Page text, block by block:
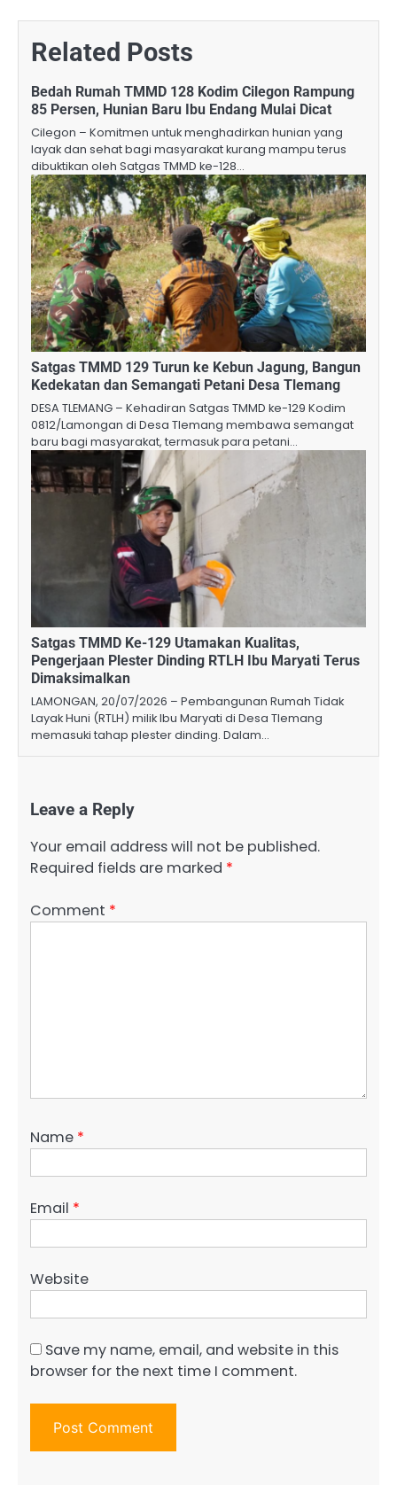
Related Posts
Bedah Rumah TMMD 128 Kodim Cilegon Rampung
85 Persen, Hunian Baru Ibu Endang Mulai Dicat
Cilegon – Komitmen untuk menghadirkan hunian yang
layak dan sehat bagi masyarakat kurang mampu terus
dibuktikan oleh Satgas TMMD ke-128…
Satgas TMMD 129 Turun ke Kebun Jagung, Bangun
Kedekatan dan Semangati Petani Desa Tlemang
DESA TLEMANG – Kehadiran Satgas TMMD ke-129 Kodim
0812/Lamongan di Desa Tlemang membawa semangat
baru bagi masyarakat, termasuk para petani…
Satgas TMMD Ke-129 Utamakan Kualitas,
Pengerjaan Plester Dinding RTLH Ibu Maryati Terus
Dimaksimalkan
LAMONGAN, 20/07/2026 – Pembangunan Rumah Tidak
Layak Huni (RTLH) milik Ibu Maryati di Desa Tlemang
memasuki tahap plester dinding. Dalam…
Leave a Reply
Your email address will not be published.
Required fields are marked *
Comment *
Name *
Email *
Website
Save my name, email, and website in this
browser for the next time I comment.